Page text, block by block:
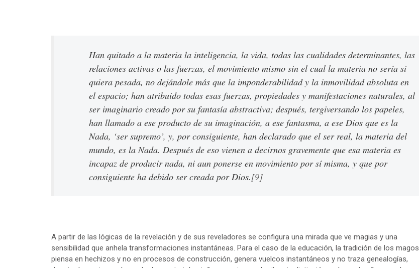
Han quitado a la materia la inteligencia, la vida, todas las cualidades determinantes, las
relaciones activas o las fuerzas, el movimiento mismo sin el cual la materia no sería si
quiera pesada, no dejándole más que la imponderabilidad y la inmovilidad absoluta en
el espacio; han atribuido todas esas fuerzas, propiedades y manifestaciones naturales, al
ser imaginario creado por su fantasía abstractiva; después, tergiversando los papeles,
han llamado a ese producto de su imaginación, a ese fantasma, a ese Dios que es la
Nada, ‘ser supremo’, y, por consiguiente, han declarado que el ser real, la materia del
mundo, es la Nada. Después de eso vienen a decirnos gravemente que esa materia es
incapaz de producir nada, ni aun ponerse en movimiento por sí misma, y que por
consiguiente ha debido ser creada por Dios.[9]
A partir de las lógicas de la revelación y de sus reveladores se configura una mirada que ve magias y una
sensibilidad que anhela transformaciones instantáneas. Para el caso de la educación, la tradición de los magos
piensa en hechizos y no en procesos de construcción, genera vuelcos instantáneos y no traza genealogías,